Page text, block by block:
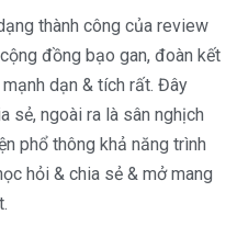
thành công của review
đồng bạo gan, đoàn kết
dạn & tích rất. Đây
sẻ, ngoài ra là sân nghịch
phổ thông khả năng trình
hỏi & chia sẻ & mở mang